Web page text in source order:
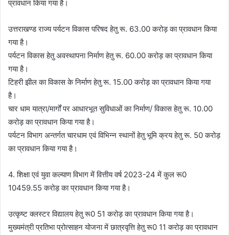
प्रावधान किया गया है।
उत्तराखण्ड राज्य पर्यटन विकास परिषद हेतु रू. 63.00 करोड़ का प्रावधान किया
गया है।
पर्यटन विकास हेतु अवस्थापना निर्माण हेतु रू. 60.00 करोड़ का प्रावधान किया
गया है।
टिहरी झील का विकास के निर्माण हेतु रू. 15.00 करोड़ का प्रावधान किया गया
है।
चार धाम यात्रा/मार्गों पर आधारभूत सुविधाओं का निर्माण/ विकास हेतु रू. 10.00
करोड़ का प्रावधान किया गया है।
पर्यटन विभाग अन्तर्गत चारधाम एवं विभिन्न स्थानों हेतु भूमि क्रय हेतु रू. 50 करोड़
का प्रावधान किया गया है।
4. शिक्षा एवं युवा कल्याण विभाग में वित्तीय वर्ष 2023-24 में कुल रू0
10459.55 करोड़ का प्रावधान किया गया है।
उत्कृष्ट क्लस्टर विद्यालय हेतु रू0 51 करोड़ का प्रावधान किया गया है।
मुख्यमंत्री प्रतिभा प्रोत्साहन योजना में छात्रवृत्ति हेतु रू0 11 करोड़ का प्रावधान